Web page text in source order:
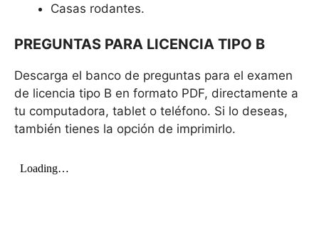
Casas rodantes.
PREGUNTAS PARA LICENCIA TIPO B
Descarga el banco de preguntas para el examen
de licencia tipo B en formato PDF, directamente a
tu computadora, tablet o teléfono. Si lo deseas,
también tienes la opción de imprimirlo.